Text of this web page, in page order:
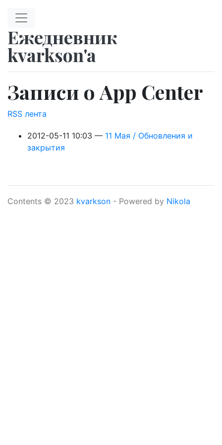
Ежедневник
kvarkson'a
Записи о App Center
RSS лента
2012-05-11 10:03
11 Мая / Обновления и
закрытия
Contents © 2023 kvarkson - Powered by Nikola